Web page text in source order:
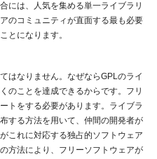
には、人気を集める単一ライブラリ
のコミュニティが直面する最も必要
とになります。
はなりません。なぜならGPLのライ
のことを達成できるからです。フリ
トをする必要があります。ライブラ
する方法を用いて、仲間の開発者が
これに対応する独占的ソフトウェア
方法により、フリーソフトウェアが